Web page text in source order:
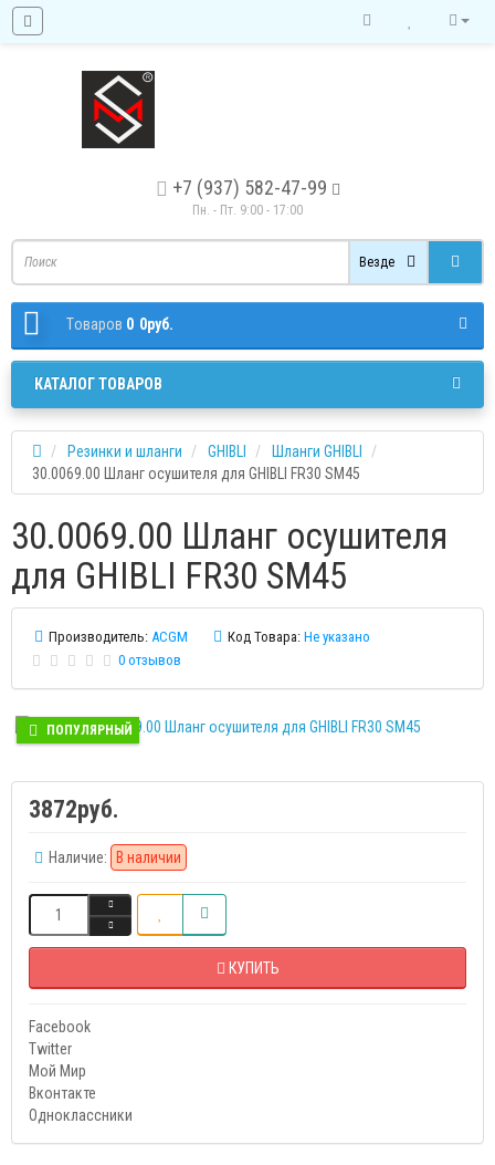
+7 (937) 582-47-99
Пн. - Пт. 9:00 - 17:00
Везде
Tоваров 0 0руб.
КАТАЛОГ ТОВАРОВ
Резинки и шланги GHIBLI
Шланги GHIBLI
30.0069.00 Шланг осушителя для GHIBLI FR30 SM45
30.0069.00 Шланг осушителя
для GHIBLI FR30 SM45
Производитель: ACGM Код Товара: Не указано
0 отзывов
ПОПУЛЯРНЫЙ
3872руб.
Наличие: В наличии
КУПИТЬ
Facebook
Twitter
Мой Мир
Вконтакте
Одноклассники